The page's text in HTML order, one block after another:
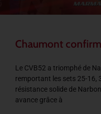
Chaumont
Le CVB52 a triomphé de
remportant les sets 25-16,
résistance solide de
avance grâce à